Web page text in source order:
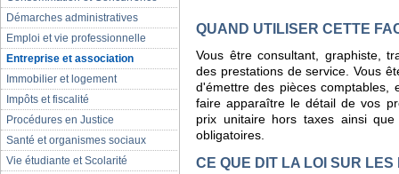
Démarches administratives
Emploi et vie professionnelle
Entreprise et association
Immobilier et logement
Impôts et fiscalité
Procédures en Justice
Santé et organismes sociaux
Vie étudiante et Scolarité
QUAND UTILISER CETTE
Vous être consultant, graphiste,
des prestations de service. Vous
d'émettre des pièces comptables,
faire apparaître le détail de vos
prix unitaire hors taxes ainsi
obligatoires.
CE QUE DIT LA LOI SUR LES